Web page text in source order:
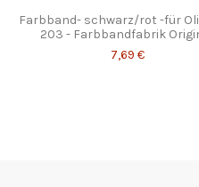
Farbband- schwarz/rot -für
203 - Farbbandfabrik
7,69 €